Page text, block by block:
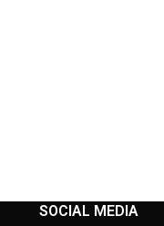
SOCIAL MEDIA